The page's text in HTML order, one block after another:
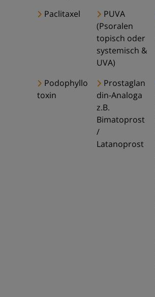
Paclitaxel
PUVA
(Psoralen
topisch oder
systemisch &
UVA)
Podophyllo
toxin
Prostaglan
din-Analoga
z.B.
Bimatoprost
/
Latanoprost